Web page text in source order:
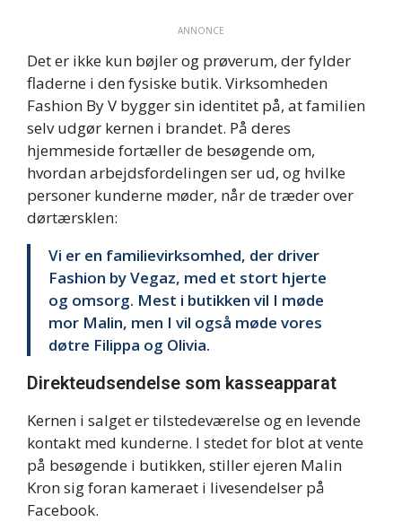
ANNONCE
Det er ikke kun bøjler og prøverum, der fylder
fladerne i den fysiske butik. Virksomheden
Fashion By V bygger sin identitet på, at familien
selv udgør kernen i brandet. På deres
hjemmeside fortæller de besøgende om,
hvordan arbejdsfordelingen ser ud, og hvilke
personer kunderne møder, når de træder over
dørtærsklen:
Vi er en familievirksomhed, der driver
Fashion by Vegaz, med et stort hjerte
og omsorg. Mest i butikken vil I møde
mor Malin, men I vil også møde vores
døtre Filippa og Olivia.
Direkteudsendelse som kasseapparat
Kernen i salget er tilstedeværelse og en levende
kontakt med kunderne. I stedet for blot at vente
på besøgende i butikken, stiller ejeren Malin
Kron sig foran kameraet i livesendelser på
Facebook.